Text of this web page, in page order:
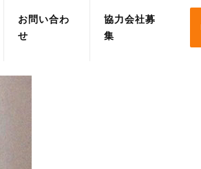
お問い合わ
せ
協力会社募
集